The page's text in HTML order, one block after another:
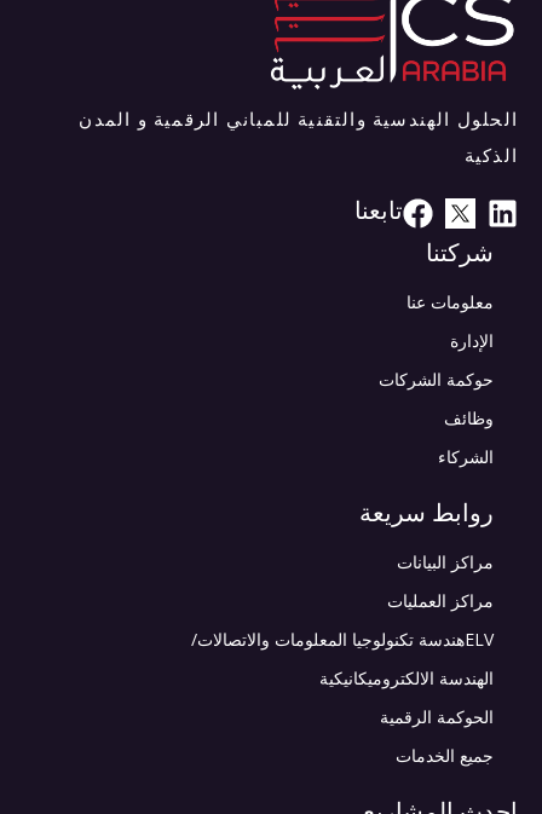
الحلول الهندسية والتقنية للمباني الرقمية و المدن
الذكية
تابعنا
شركتنا
معلومات عنا
الإدارة
حوكمة الشركات
وظائف
الشركاء
روابط سريعة
مراكز البيانات
مراكز العمليات
ELVهندسة تكنولوجيا المعلومات والاتصالات/
الهندسة الالكتروميكانيكية
الحوكمة الرقمية
جميع الخدمات